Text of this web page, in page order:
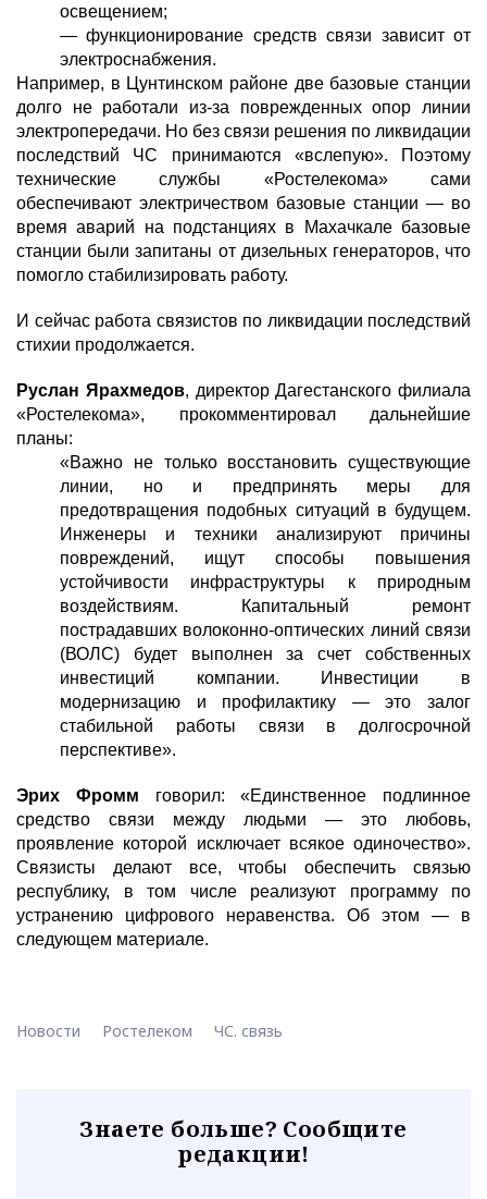
освещением;
— функционирование средств связи зависит от
электроснабжения.
Например, в Цунтинском районе две базовые станции
долго не работали из-за поврежденных опор линии
электропередачи. Но без связи решения по ликвидации
последствий ЧС принимаются «вслепую». Поэтому
технические службы «Ростелекома» сами
обеспечивают электричеством базовые станции — во
время аварий на подстанциях в Махачкале базовые
станции были запитаны от дизельных генераторов, что
помогло стабилизировать работу.
И сейчас работа связистов по ликвидации последствий
стихии продолжается.
Руслан Ярахмедов, директор Дагестанского филиала
«Ростелекома», прокомментировал дальнейшие
планы:
«Важно не только восстановить существующие
линии, но и предпринять меры для
предотвращения подобных ситуаций в будущем.
Инженеры и техники анализируют причины
повреждений, ищут способы повышения
устойчивости инфраструктуры к природным
воздействиям. Капитальный ремонт
пострадавших волоконно-оптических линий связи
(ВОЛС) будет выполнен за счет собственных
инвестиций компании. Инвестиции в
модернизацию и профилактику — это залог
стабильной работы связи в долгосрочной
перспективе».
Эрих Фромм говорил: «Единственное подлинное
средство связи между людьми — это любовь,
проявление которой исключает всякое одиночество».
Связисты делают все, чтобы обеспечить связью
республику, в том числе реализуют программу по
устранению цифрового неравенства. Об этом — в
следующем материале.
Новости Ростелеком ЧС. связь
Знаете больше? Сообщите
редакции!